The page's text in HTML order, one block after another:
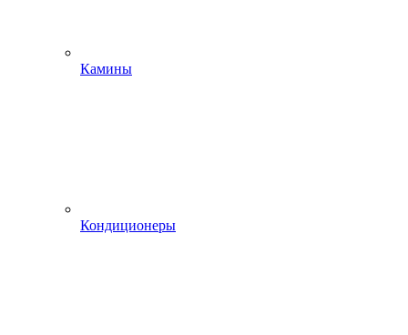
Камины
Кондиционеры